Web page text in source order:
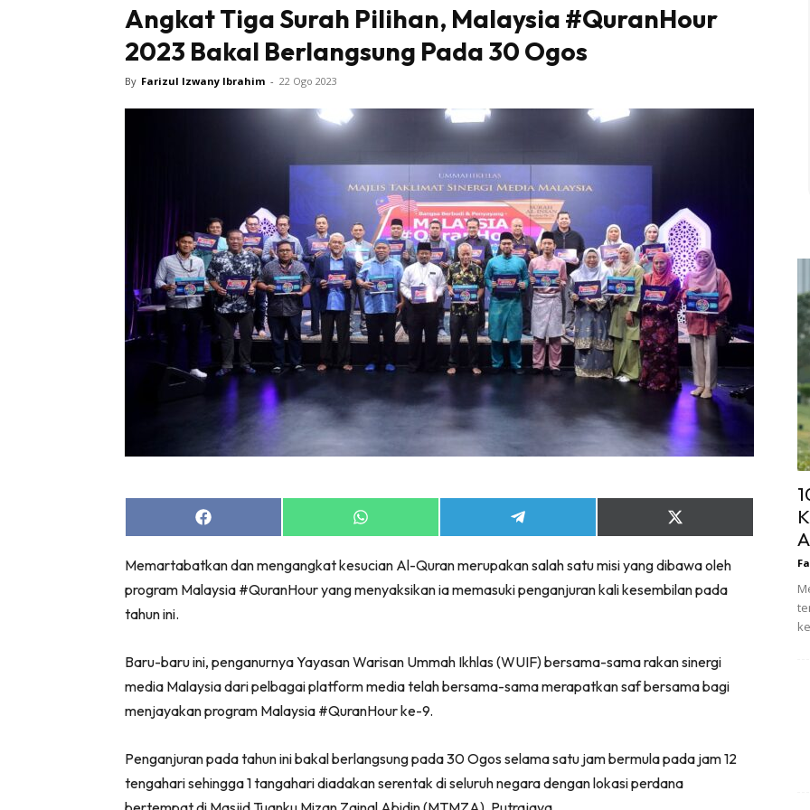
Angkat Tiga Surah Pilihan, Malaysia #QuranHour
2023 Bakal Berlangsung Pada 30 Ogos
By Farizul Izwany Ibrahim - 22 Ogo 2023
Share
on
Share
on
Share
on
Share
on
(Twitter)
Memartabatkan dan mengangkat kesucian Al-Quran merupakan salah satu misi yang dibawa oleh
program Malaysia #QuranHour yang menyaksikan ia memasuki penganjuran kali kesembilan pada
tahun ini.
Baru-baru ini, penganurnya Yayasan Warisan Ummah Ikhlas (WUIF) bersama-sama rakan sinergi
media Malaysia dari pelbagai platform media telah bersama-sama merapatkan saf bersama bagi
menjayakan program Malaysia #QuranHour ke-9.
Penganjuran pada tahun ini bakal berlangsung pada 30 Ogos selama satu jam bermula pada jam 12
tengahari sehingga 1 tangahari diadakan serentak di seluruh negara dengan lokasi perdana